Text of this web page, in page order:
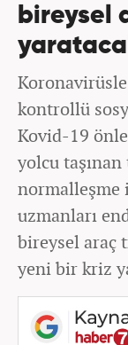
bireysel
kontrollü
Kovid-19
yolcu
normalleşme
uzmanları
bireysel araç
yeni bir kriz